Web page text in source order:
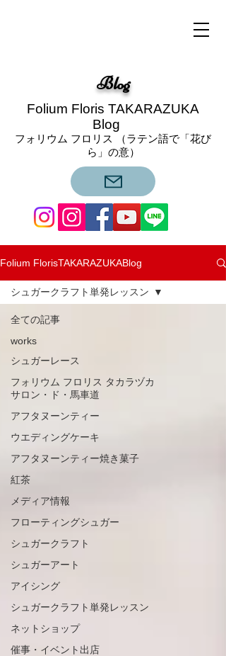
​Blog
Folium Floris TAKARAZUKA
Blog
フォリウム フロリス （ラテン語で「花び
ら」の意）
Folium FlorisTAKARAZUKABlog
全ての記事
works
シュガーレース
フォリウム フロリス タカラヅカ
サロン・ド・馬車道
アフタヌーンティー
ウエディングケーキ
アフタヌーンティー焼き菓子
紅茶
メディア情報
フローティングシュガー
シュガークラフト
シュガーアート
アイシング
シュガークラフト単発レッスン
ネットショップ
催事・イベント出店
シュガークラフト単発レッスン